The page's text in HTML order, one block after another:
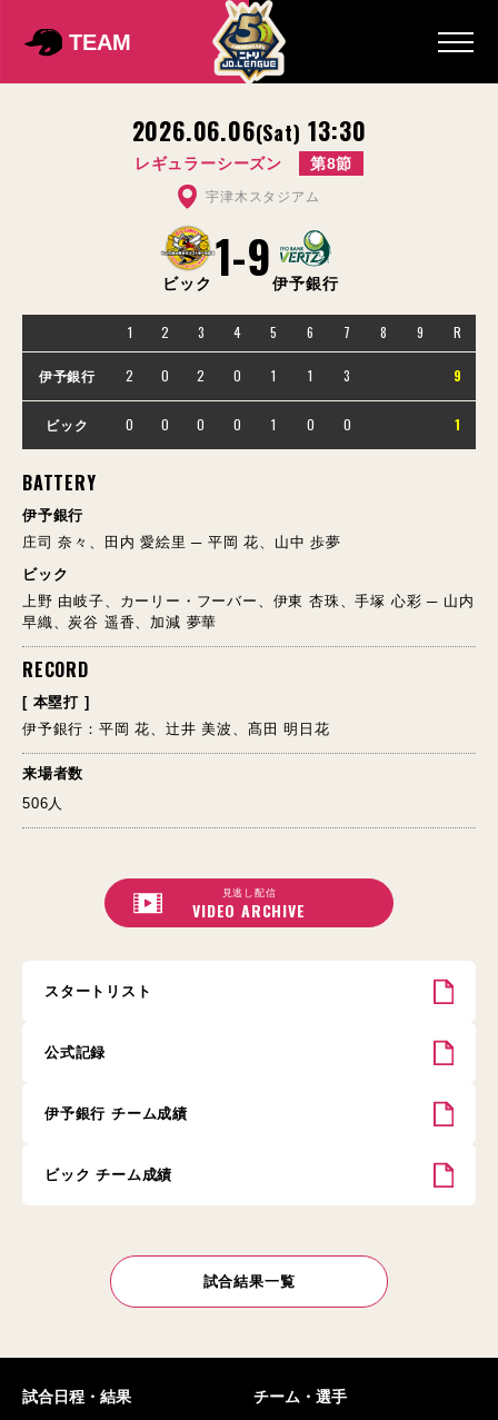
TEAM
2026.06.06(Sat) 13:30
レギュラーシーズン 第8節
宇津木スタジアム
ビック 1-9伊予銀行
1 2 3 4 5 6 7 8 9 R
伊予銀行 2 0 2 0 1 1 3 9
ビック 0 0 0 0 1 0 0 1
BATTERY
伊予銀行
庄司 奈々、田内 愛絵里 ─ 平岡 花、山中 歩夢
ビック
上野 由岐子、カーリー・フーバー、伊東 杏珠、手塚 心彩 ─ 山内
早織、炭谷 遥香、加減 夢華
RECORD
[ 本塁打 ]
伊予銀行：平岡 花、辻井 美波、髙田 明日花
来場者数
506人
見逃し配信
VIDEO ARCHIVE
スタートリスト
公式記録
伊予銀行 チーム成績
ビック チーム成績
試合結果一覧
試合日程・結果
チーム・選手